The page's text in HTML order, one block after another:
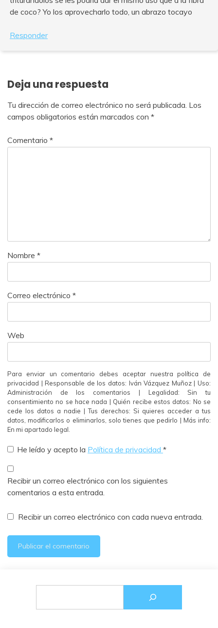
de coco? Yo los aprovecharlo todo, un abrazo tocayo
Responder
Deja una respuesta
Tu dirección de correo electrónico no será publicada. Los
campos obligatorios están marcados con *
Comentario *
Nombre *
Correo electrónico *
Web
Para enviar un comentario debes aceptar nuestra política de
privacidad | Responsable de los datos: Iván Vázquez Muñoz | Uso:
Administración de los comentarios | Legalidad: Sin tu
consentimiento no se hace nada | Quién recibe estos datos: No se
cede los datos a nadie | Tus derechos: Si quieres acceder a tus
datos, modificarlos o eliminarlos, solo tienes que pedirlo | Más info:
En mi apartado legal.
He leído y acepto la Política de privacidad *
Recibir un correo electrónico con los siguientes
comentarios a esta entrada.
Recibir un correo electrónico con cada nueva entrada.